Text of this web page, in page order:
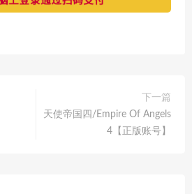
下一篇
天使帝国四/Empire Of Angels
4【正版账号】